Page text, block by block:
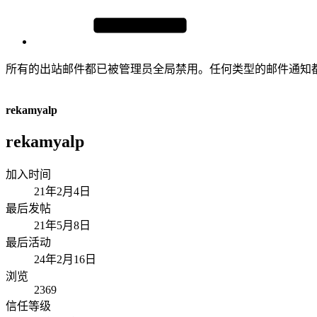
所有的出站邮件都已被管理员全局禁用。任何类型的邮件通知
rekamyalp
rekamyalp
加入时间
21年2月4日
最后发帖
21年5月8日
最后活动
24年2月16日
浏览
2369
信任等级